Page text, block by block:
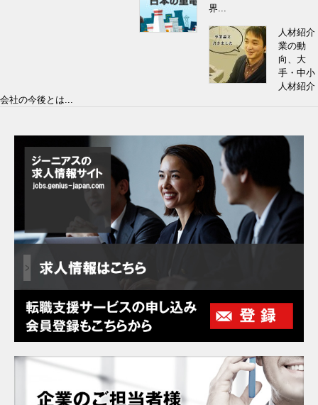
界...
人材紹介
業の動
向、大
手・中小
人材紹介
会社の今後とは...